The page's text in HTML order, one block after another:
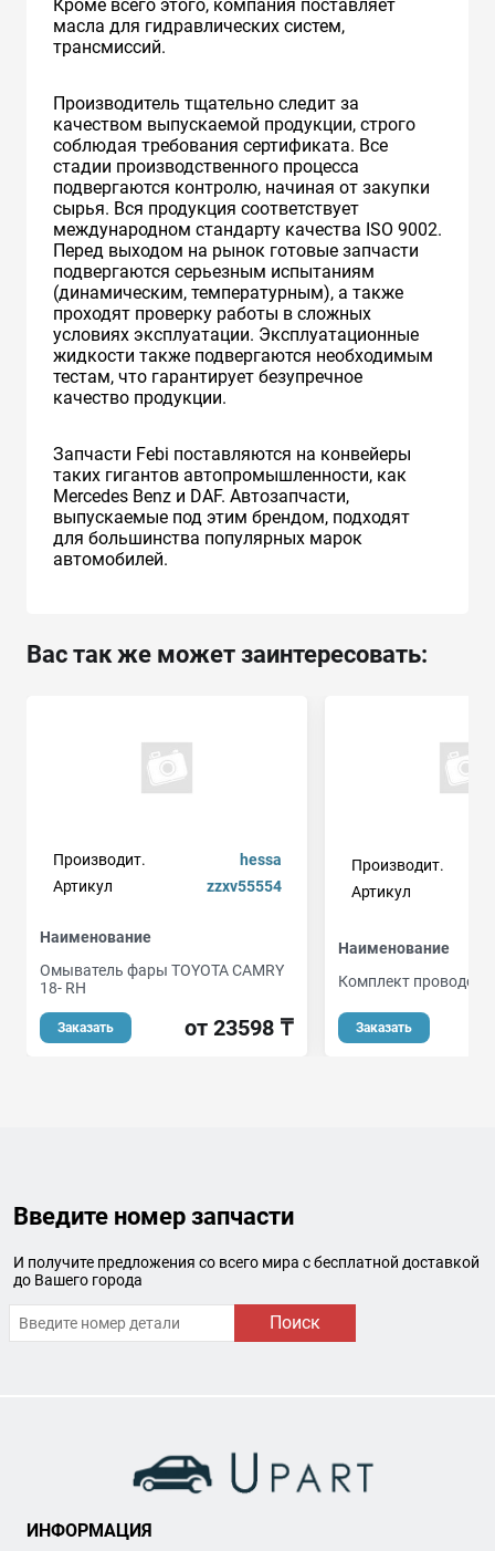
Кроме всего этого, компания поставляет
масла для гидравлических систем,
трансмиссий.
Производитель тщательно следит за
качеством выпускаемой продукции, строго
соблюдая требования сертификата. Все
стадии производственного процесса
подвергаются контролю, начиная от закупки
сырья. Вся продукция соответствует
международном стандарту качества ISO 9002.
Перед выходом на рынок готовые запчасти
подвергаются серьезным испытаниям
(динамическим, температурным), а также
проходят проверку работы в сложных
условиях эксплуатации. Эксплуатационные
жидкости также подвергаются необходимым
тестам, что гарантирует безупречное
качество продукции.
Запчасти Febi поставляются на конвейеры
таких гигантов автопромышленности, как
Mercedes Benz и DAF. Автозапчасти,
выпускаемые под этим брендом, подходят
для большинства популярных марок
автомобилей.
Вас так же может заинтересовать:
Производит.
hessa
Артикул
zzxv55554
Наименование
Омыватель фары TOYOTA CAMRY
18- RH
Заказать от 23598 ₸
Производит.
Артикул
Наименование
Комплект проводов
Заказать
Введите номер запчасти
И получите предложения со всего мира с бесплатной доставкой
до Вашего города
Поиск
ИНФОРМАЦИЯ